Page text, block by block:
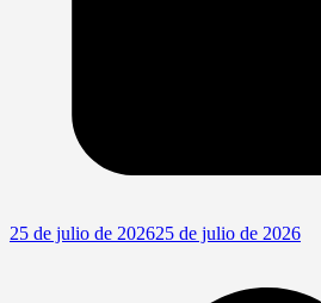
25 de julio de 202625 de julio de 2026